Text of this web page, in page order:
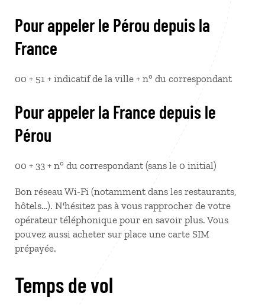
Pour appeler le Pérou depuis la
France
00 + 51 + indicatif de la ville + n° du correspondant
Pour appeler la France depuis le
Pérou
00 + 33 + n° du correspondant (sans le 0 initial)
Bon réseau Wi-Fi (notamment dans les restaurants,
hôtels…). N'hésitez pas à vous rapprocher de votre
opérateur téléphonique pour en savoir plus. Vous
pouvez aussi acheter sur place une carte SIM
prépayée.
Temps de vol